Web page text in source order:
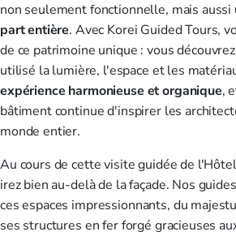
non seulement fonctionnelle, mais aussi
part entière. Avec Korei Guided Tours,
de ce patrimoine unique : vous
utilisé la lumière, l'espace et les
expérience harmonieuse et organique,
bâtiment continue d'inspirer les
monde entier.
Au cours de cette visite guidée de
irez bien au-delà de la façade. Nos
ces espaces impressionnants, du
ses structures en fer forgé gracieuses